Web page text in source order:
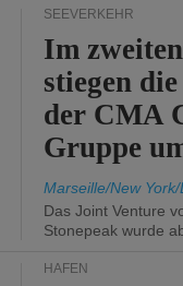
SEEVERKEHR
Im
stiegen
der CMA
Gruppe
Marseille/New
Das Joint Venture
Stonepeak wurde
HÄFEN